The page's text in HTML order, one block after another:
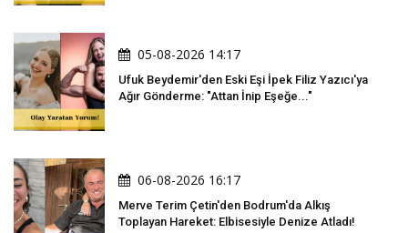
05-08-2026 14:17
Ufuk Beydemir'den Eski Eşi İpek Filiz Yazıcı'ya
Ağır Gönderme: "Attan İnip Eşeğe..."
06-08-2026 16:17
Merve Terim Çetin'den Bodrum'da Alkış
Toplayan Hareket: Elbisesiyle Denize Atladı!